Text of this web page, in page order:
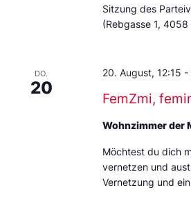
Sitzung des
(Rebgasse 1, 4058
DO.
20
FemZmi,
20. August, 12:15 -
Wohnzimmer der
Möchtest du dich
vernetzen und
Vernetzung und